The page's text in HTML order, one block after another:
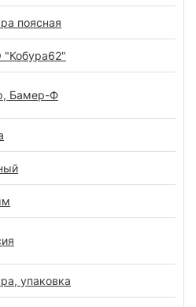
поясная
Бамер-Ф
упаковка